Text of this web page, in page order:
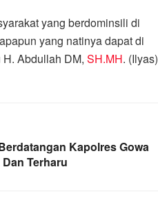
yang berdominsili di
yang natinya dapat di
Abdullah DM, SH.MH. (Ilyas)
Kapolres Gowa
Terharu